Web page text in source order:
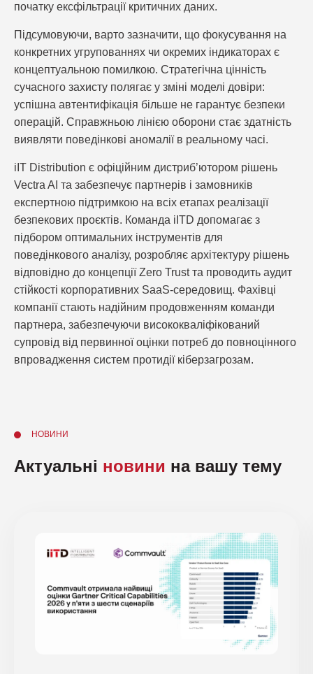
початку ексфільтрації критичних даних.
Підсумовуючи, варто зазначити, що фокусування на
конкретних угрупованнях чи окремих індикаторах є
концептуальною помилкою. Стратегічна цінність
сучасного захисту полягає у зміні моделі довіри:
успішна автентифікація більше не гарантує безпеки
операцій. Справжньою лінією оборони стає здатність
виявляти поведінкові аномалії в реальному часі.
iIT Distribution є офіційним дистриб’ютором рішень
Vectra AI та забезпечує партнерів і замовників
експертною підтримкою на всіх етапах реалізації
безпекових проєктів. Команда iITD допомагає з
підбором оптимальних інструментів для
поведінкового аналізу, розробляє архітектуру рішень
відповідно до концепції Zero Trust та проводить аудит
стійкості корпоративних SaaS-середовищ. Фахівці
компанії стають надійним продовженням команди
партнера, забезпечуючи висококваліфікований
супровід від первинної оцінки потреб до повноцінного
впровадження систем протидії кіберзагрозам.
НОВИНИ
Актуальні новини на вашу тему